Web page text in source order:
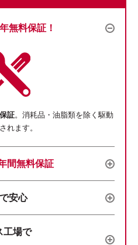
無料保証！
証。消耗品・油脂類を除く駆動
れます。
間無料保証
安心
工場で